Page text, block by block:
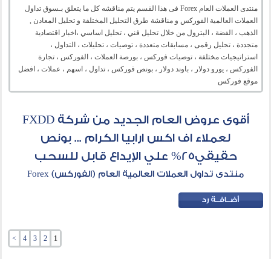
منتدى العملات العام Forex فى هذا القسم يتم مناقشه كل ما يتعلق بـسوق تداول
العملات العالمية الفوركس و مناقشة طرق التحليل المختلفة و تحليل المعادن ,
الذهب ، الفضة ، البترول من خلال تحليل فني ، تحليل اساسي ،اخبار اقتصادية
متجددة ، تحليل رقمى ، مسابقات متعددة ، توصيات ، تحليلات ، التداول ،
استراتيجيات مختلفة ، توصيات فوركس ، بورصة العملات ، الفوركس ، تجارة
الفوركس ، يورو دولار ، باوند دولار ، بونص فوركس ، تداول ، اسهم ، عملات ، افضل
موقع فوركس
أقوى عروض العام الجديد من شركة FXDD
لعملاء اف اكس ارابيا الكرام ... بونص
حقيقي25% علي الإيداع قابل للسحب
منتدى تداول العملات العالمية العام (الفوركس) Forex
1
2
3
4
>